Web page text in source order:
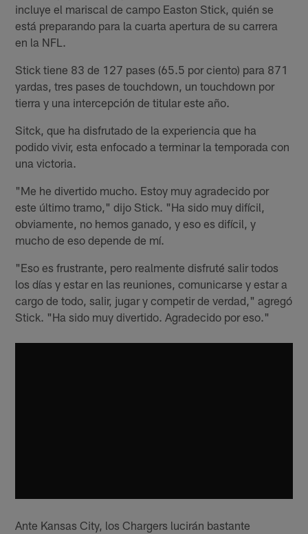
incluye el mariscal de campo Easton Stick, quién se
está preparando para la cuarta apertura de su carrera
en la NFL.
Stick tiene 83 de 127 pases (65.5 por ciento) para 871
yardas, tres pases de touchdown, un touchdown por
tierra y una intercepción de titular este año.
Sitck, que ha disfrutado de la experiencia que ha
podido vivir, esta enfocado a terminar la temporada con
una victoria.
"Me he divertido mucho. Estoy muy agradecido por
este último tramo," dijo Stick. "Ha sido muy difícil,
obviamente, no hemos ganado, y eso es difícil, y
mucho de eso depende de mí.
"Eso es frustrante, pero realmente disfruté salir todos
los días y estar en las reuniones, comunicarse y estar a
cargo de todo, salir, jugar y competir de verdad," agregó
Stick. "Ha sido muy divertido. Agradecido por eso."
Ante Kansas City, los Chargers lucirán bastante